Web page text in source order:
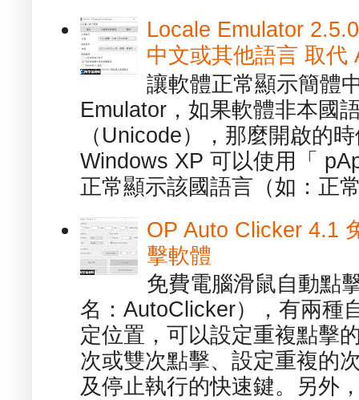
Locale Emulator
中文或其他語言 取代
讓軟體正常顯示簡體
Emulator，如果軟體非本國
（Unicode），那麼開啟的
Windows XP 可以使用「
正常顯示該國語言（如：正
OP Auto Clicker 4.1
擊軟體
免費電腦滑鼠自動點
名：AutoClicker），有兩種
定位置，可以設定重複點擊
次或雙次點擊、設定重複的
及停止執行的快速鍵。另外